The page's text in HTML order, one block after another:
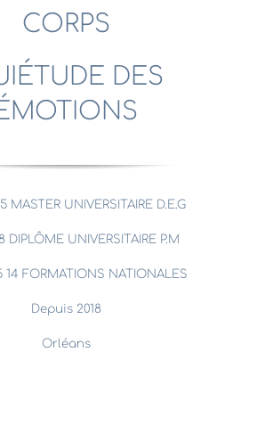
CORPS
DES
MASTER UNIVERSITAIRE D.E.G
DIPLÔME UNIVERSITAIRE P.M
14 FORMATIONS NATIONALES
Depuis 2018
Orléans